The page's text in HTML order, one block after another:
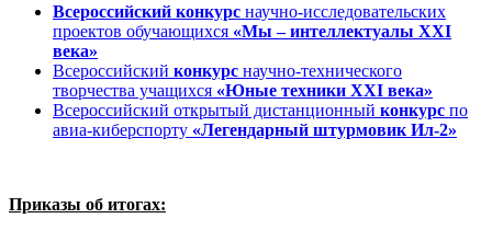
Всероссийский конкурс научно-исследовательских
проектов обучающихся «Мы – интеллектуалы XXI
века»
Всероссийский конкурс научно-технического
творчества учащихся «Юные техники ХХI века»
Всероссийский открытый дистанционный конкурс по
авиа-киберспорту «Легендарный штурмовик Ил-2»
Приказы об итогах: